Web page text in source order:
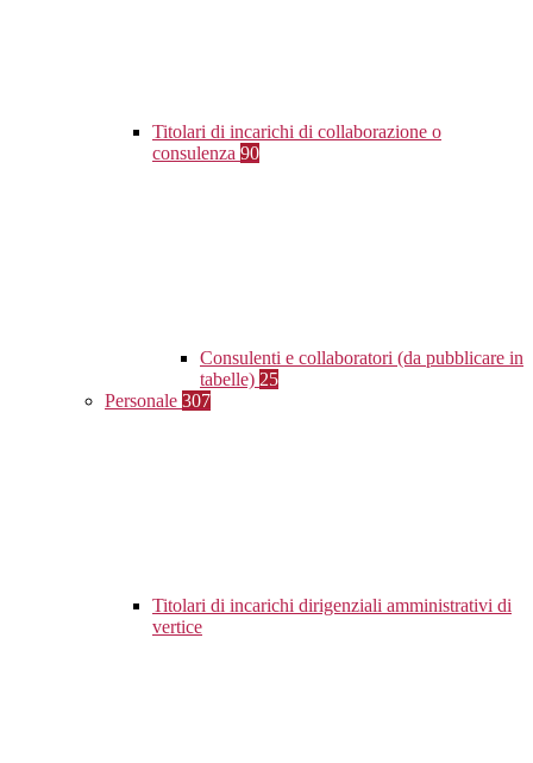
Titolari di incarichi di collaborazione o
consulenza 90
Consulenti e collaboratori (da pubblicare in
tabelle) 25
Personale 307
Titolari di incarichi dirigenziali amministrativi di
vertice